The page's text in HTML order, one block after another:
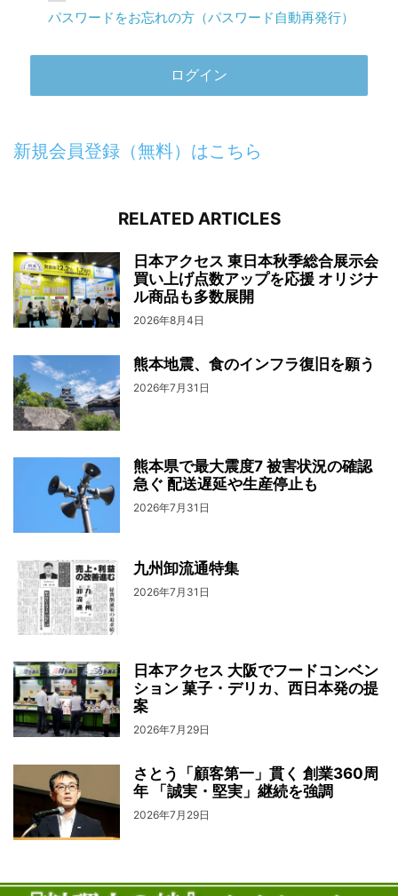
パスワードをお忘れの方（パスワード自動再発行）
新規会員登録（無料）はこちら
RELATED ARTICLES
日本アクセス 東日本秋季総合展示会
買い上げ点数アップを応援 オリジナ
ル商品も多数展開
2026年8月4日
熊本地震、食のインフラ復旧を願う
2026年7月31日
熊本県で最大震度7 被害状況の確認
急ぐ 配送遅延や生産停止も
2026年7月31日
九州卸流通特集
2026年7月31日
日本アクセス 大阪でフードコンベン
ション 菓子・デリカ、西日本発の提
案
2026年7月29日
さとう「顧客第一」貫く 創業360周
年 「誠実・堅実」継続を強調
2026年7月29日